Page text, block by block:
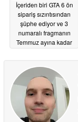
İçeriden biri GTA 6 ön
sipariş sızıntısından
şüphe ediyor ve 3
numaralı fragmanın
Temmuz ayına kadar
söylüyor 05/17/2026